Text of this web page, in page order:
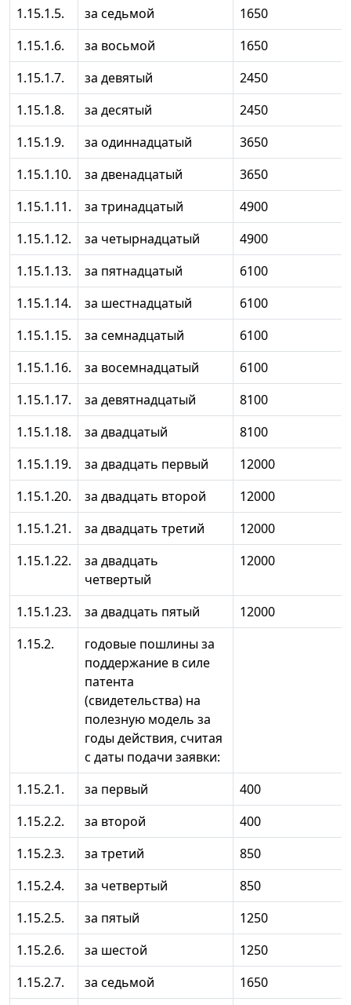
1.15.1.5. за седьмой
1650
1.15.1.6.
за восьмой
1650
1.15.1.7.
за девятый
2450
1.15.1.8.
за десятый
2450
1.15.1.9.
за одиннадцатый
3650
1.15.1.10.
за двенадцатый
3650
1.15.1.11.
за тринадцатый
4900
1.15.1.12.
за четырнадцатый
4900
1.15.1.13.
за пятнадцатый
6100
1.15.1.14.
за шестнадцатый
6100
1.15.1.15.
за семнадцатый
6100
1.15.1.16.
за восемнадцатый
6100
1.15.1.17.
за девятнадцатый
8100
1.15.1.18.
за двадцатый
8100
1.15.1.19.
за двадцать первый
12000
1.15.1.20.
за двадцать второй
12000
1.15.1.21.
за двадцать третий
12000
1.15.1.22.
за двадцать
четвертый
12000
1.15.1.23. за двадцать пятый
12000
1.15.2.
годовые пошлины за
поддержание в силе
патента
(свидетельства) на
полезную модель за
годы действия, считая
с даты подачи заявки:
1.15.2.1.
за первый
400
1.15.2.2.
за второй
400
1.15.2.3.
за третий
850
1.15.2.4.
за четвертый
850
1.15.2.5.
за пятый
1250
1.15.2.6.
за шестой
1250
1.15.2.7.
за седьмой
1650